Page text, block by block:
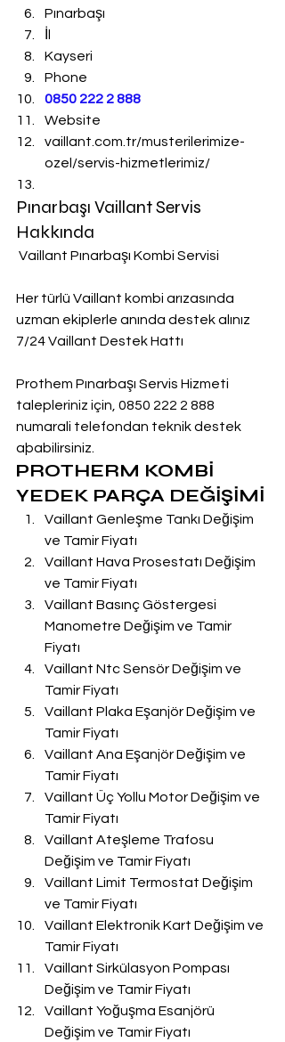
Pınarbaşı
Kayseri
Phone
0850 222 2 888
Website
vaillant.com.tr/musterilerimize-
ozel/servis-hizmetlerimiz/
Pınarbaşı Vaillant Servis
Hakkında
Vaillant Pınarbaşı Kombi Servisi
Her türlü Vaillant kombi arızasında
uzman ekiplerle anında destek alınız
7/24 Vaillant Destek Hattı
Prothem Pınarbaşı Servis Hizmeti
talepleriniz için, 0850 222 2 888
numarali telefondan teknik destek
aþabilirsiniz.
PROTHERM KOMBİ
YEDEK PARÇA DEĞİŞİMİ
Vaillant Genleşme Tankı Değişim
ve Tamir Fiyatı
Vaillant Hava Prosestatı Değişim
ve Tamir Fiyatı
Vaillant Basınç Göstergesi
Manometre Değişim ve Tamir
Fiyatı
Vaillant Ntc Sensör Değişim ve
Tamir Fiyatı
Vaillant Plaka Eşanjör Değişim ve
Tamir Fiyatı
Vaillant Ana Eşanjör Değişim ve
Tamir Fiyatı
Vaillant Üç Yollu Motor Değişim ve
Tamir Fiyatı
Vaillant Ateşleme Trafosu
Değişim ve Tamir Fiyatı
Vaillant Limit Termostat Değişim
ve Tamir Fiyatı
Vaillant Elektronik Kart Değişim ve
Tamir Fiyatı
Vaillant Sirkülasyon Pompası
Değişim ve Tamir Fiyatı
Vaillant Yoğuşma Esanjörü
Değişim ve Tamir Fiyatı